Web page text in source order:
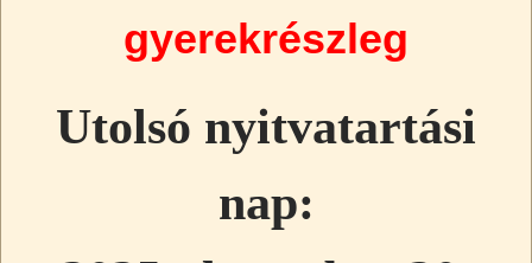
gyerekrészleg
Utolsó nyitvatartási
nap: